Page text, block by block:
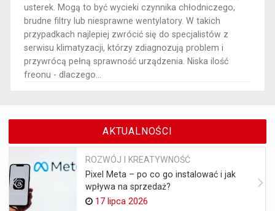
usterek. Mogą to być wycieki czynnika chłodniczego,
brudne filtry lub niesprawne wentylatory. W takich
przypadkach najlepiej zwrócić się do specjalistów z
serwisu klimatyzacji, którzy zdiagnozują problem i
przywrócą pełną sprawność urządzenia. Niska ilość
freonu - dlaczego...
AKTUALNOŚCI
ROZWÓJ I KREATYWNOŚĆ
Pixel Meta – po co go instalować i jak
wpływa na sprzedaż?
17 lipca 2026